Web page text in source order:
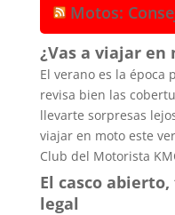
Motos:
¿Vas a viajar en
El verano es la época
revisa bien las
llevarte sorpresas
viajar en moto este
Club del Motorista
El casco
legal